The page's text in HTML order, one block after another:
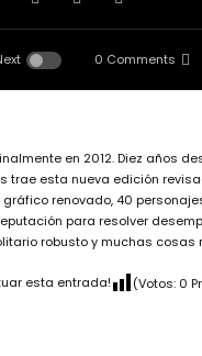
0 Comments
en 2012. Diez años
trae esta nueva edición
renovado, 40
para resolver
robusto y muchas cosas
esta entrada! (Votos: 0